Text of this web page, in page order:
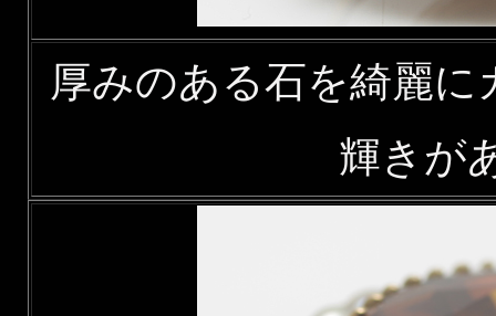
厚みのある石を綺麗
輝きが